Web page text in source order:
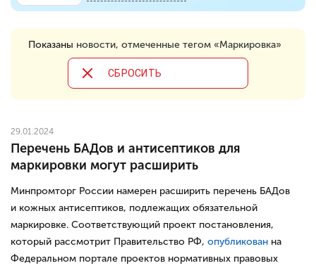
Показаны новости, отмеченные тегом «Маркировка»
CБРОСИТЬ
29.01.2024
Перечень БАДов и антисептиков для
маркировки могут расширить
Минпромторг России намерен расширить перечень БАДов
и кожных антисептиков, подлежащих обязательной
маркировке. Соответствующий проект постановления,
который рассмотрит Правительство РФ, опубликован на
Федеральном портале проектов нормативных правовых